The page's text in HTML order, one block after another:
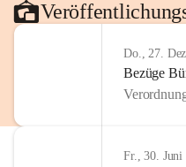
Do., 27.
Bezüge
Fr., 30. Juni